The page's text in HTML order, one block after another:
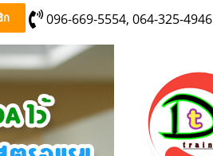
ก 096-669-5554, 064-325-4946